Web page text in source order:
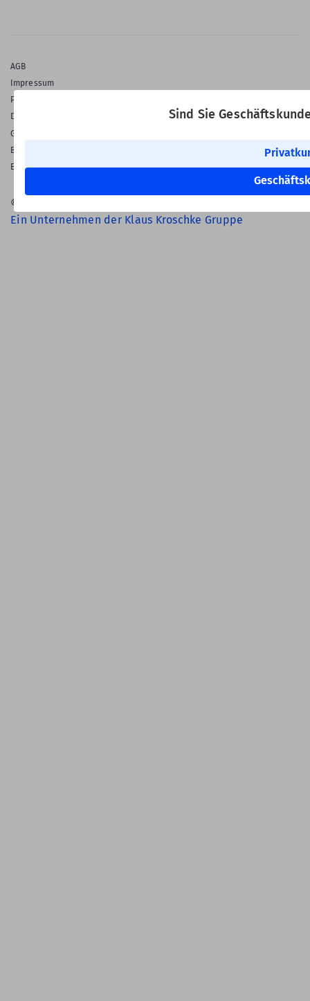
Sind Sie
AGB
Impressum
Privatsphäre & Datenschutz
Datenschutz-Einstellungen
Gewährleistung
Barrierefreiheitserklärung
English Language
© 2026 Labelident GmbH
Ein Unternehmen der Klaus Kroschke Gruppe